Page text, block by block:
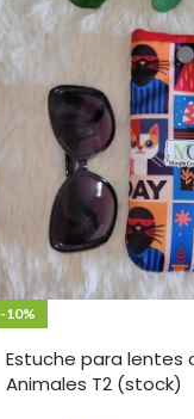
-10%
Estuche para lentes
Animales T2 (stock)